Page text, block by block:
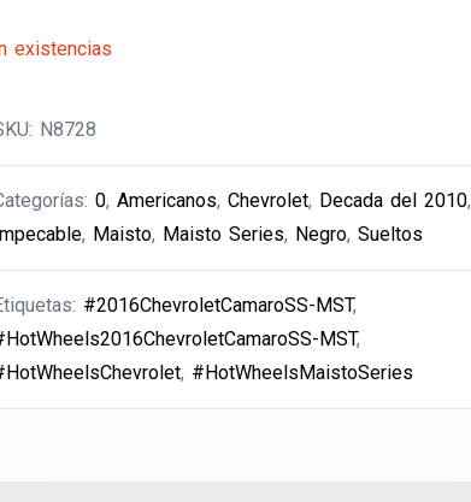
existencias
N8728
0,Americanos,Chevrolet, Decada del 2010,
, Maisto, Maisto Series, Negro,Sueltos
#2016ChevroletCamaroSS-MST,
MST,
, #HotWheelsMaistoSeries